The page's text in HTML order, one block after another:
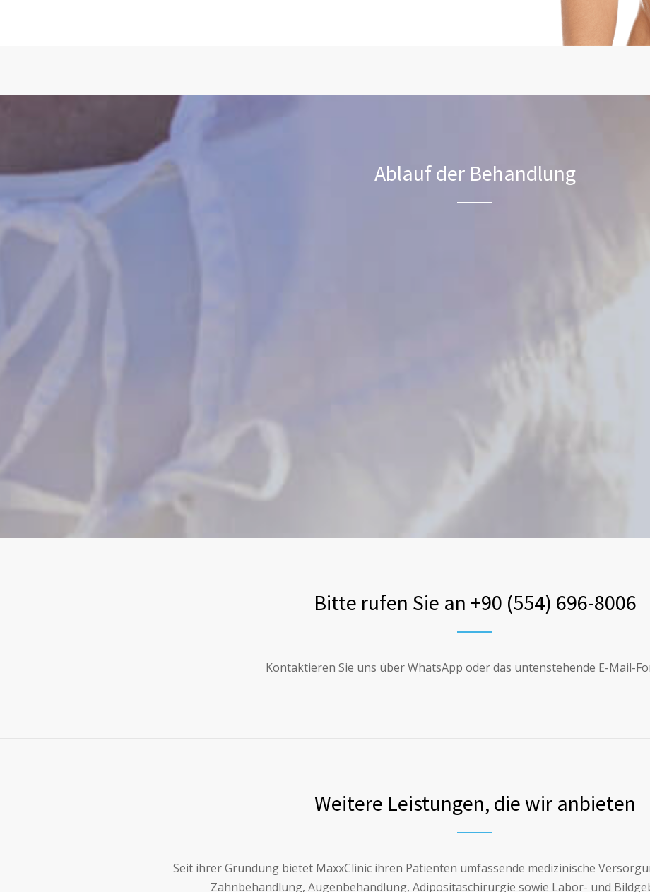
Ablauf der Behandlung
Bitte rufen Sie an +90 (554) 696-8006
Kontaktieren Sie uns über WhatsApp oder das untenstehende E-Mail-
Weitere Leistungen, die wir anbieten
Seit ihrer Gründung bietet MaxxClinic ihren Patienten umfassende medizinische
Zahnbehandlung, Augenbehandlung, Adipositaschirurgie sowie Labor- und